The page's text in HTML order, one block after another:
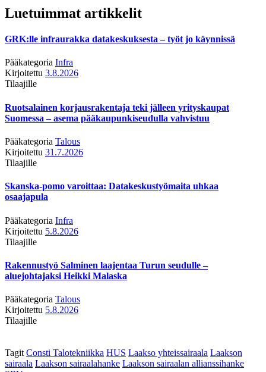
Luetuimmat artikkelit
GRK:lle infraurakka datakeskuksesta – työt jo käynnissä
Pääkategoria Infra
Kirjoitettu 3.8.2026
Tilaajille
Ruotsalainen korjausrakentaja teki jälleen yrityskaupat
Suomessa – asema pääkaupunkiseudulla vahvistuu
Pääkategoria Talous
Kirjoitettu 31.7.2026
Tilaajille
Skanska-pomo varoittaa: Datakeskustyömaita uhkaa
osaajapula
Pääkategoria Infra
Kirjoitettu 5.8.2026
Tilaajille
Rakennustyö Salminen laajentaa Turun seudulle –
aluejohtajaksi Heikki Malaska
Pääkategoria Talous
Kirjoitettu 5.8.2026
Tilaajille
Tagit Consti Talotekniikka HUS Laakso yhteissairaala Laakson
sairaala Laakson sairaalahanke Laakson sairaalan allianssihanke